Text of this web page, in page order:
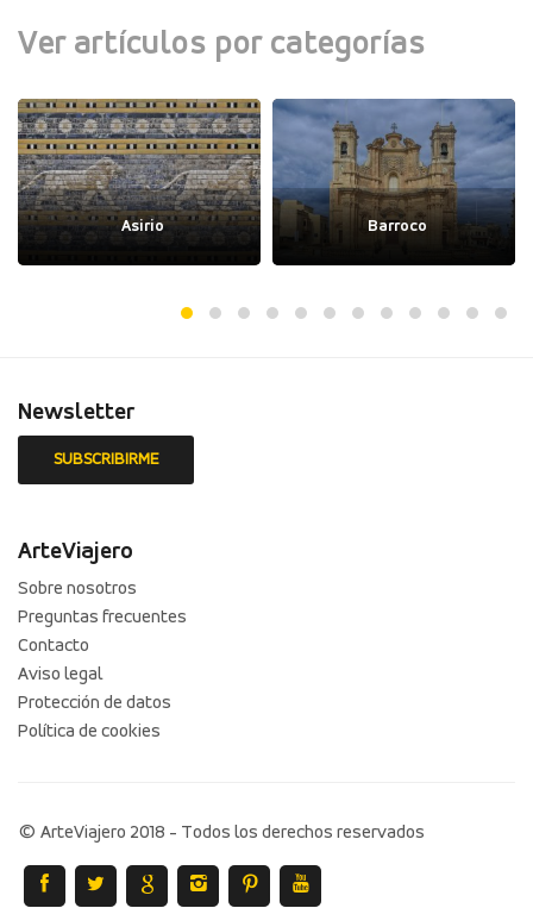
Ver artículos por categorías
Asirio Barroco
Newsletter
ArteViajero
Sobre nosotros
Preguntas frecuentes
Contacto
Aviso legal
Protección de datos
Política de cookies
© ArteViajero 2018 - Todos los derechos reservados